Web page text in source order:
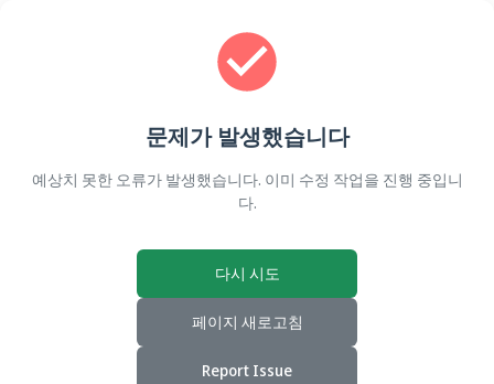
문제가 발생했습니다
예상치 못한 오류가 발생했습니다. 이미 수정 작업을 진행 중입니
다.
다시 시도
페이지 새로고침
Report Issue